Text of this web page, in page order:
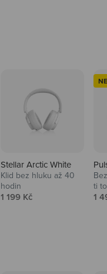
Stellar Arctic White
Klid bez hluku až 40
hodin
Prodejní cena
1 199 Kč
ti
1